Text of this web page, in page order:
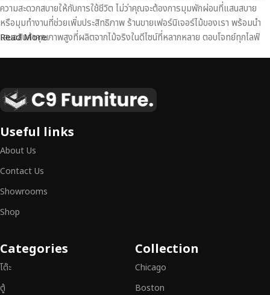
ความสะดวกสบายให้กับการใช้ชีวิต ไม่ว่าคุณจะต้องการมุมพักผ่อนที่แสนสบาย
หรือมุมทำงานที่ช่วยเพิ่มประสิทธิภาพ ร้านขายเฟอร์นิเจอร์ไม้ของเรา พร้อมนำ
เสนอสินค้าคุณภาพสูงที่ผลิตจากไม้จริงในดีไซน์ที่หลากหลาย ตอบโจทย์ทุกไลฟ์
เหนือระดับ
เฟอร์นิเจอร์ไม้ไม่ใช่เพียงของตกแต่ง แต่เป็นงานศิลปะที่สะท้อนถึงรสนิยมและ
สามารถผสานความสวยงาม ความแข็งแรง และการใช้งานที่ตอบโจทย์ทุกความ
ต้องการได้อย่างลงตัว เฟอร์นิเจอร์ทุกชิ้นของเราผลิตจากวัสดุคุณภาพสูง ผ่าน
การตรวจสอบมาตรฐานอย่างเคร่งครัด
สิก และการใช้งานที่ยาวนาน
ประกันคุณภาพและการบริการที่ดีที่สุด
Read More
Useful links
About Us
Contact Us
Showrooms
Shop
Categories
โต๊ะ
ตู้
Collection
Chicago
Boston